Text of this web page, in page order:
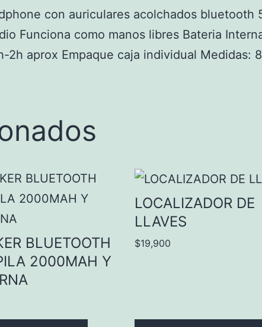
con auriculares acolchados bluetooth
Funciona como manos libres Bateria
aprox Empaque caja individual Medidas:
BLUETOOTH
2000MAH Y
LOCALIZADOR DE
LLAVES
$19,900